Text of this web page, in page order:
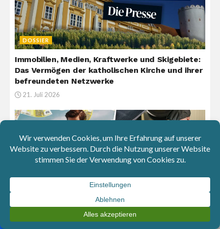
DOSSIER
Immobilien, Medien, Kraftwerke und Skigebiete:
Das Vermögen der katholischen Kirche und ihrer
befreundeten Netzwerke
21. Juli 2026
VW & Mercedes: Milliarden für Aktionäre –